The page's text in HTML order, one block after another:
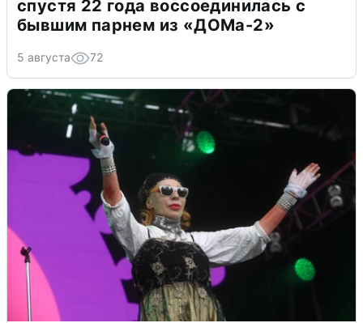
спустя 22 года воссоединилась с
бывшим парнем из «ДОМа-2»
5 августа 72